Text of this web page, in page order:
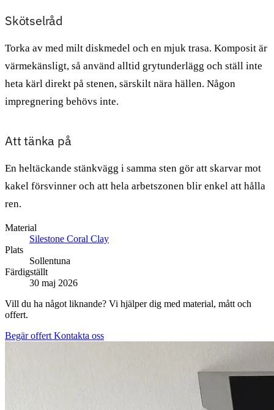
Skötselråd
Torka av med milt diskmedel och en mjuk trasa. Komposit är
värmekänsligt, så använd alltid grytunderlägg och ställ inte
heta kärl direkt på stenen, särskilt nära hällen. Någon
impregnering behövs inte.
Att tänka på
En heltäckande stänkvägg i samma sten gör att skarvar mot
kakel försvinner och att hela arbetszonen blir enkel att hålla
ren.
Material
Silestone Coral Clay
Plats
Sollentuna
Färdigställt
30 maj 2026
Vill du ha något liknande? Vi hjälper dig med material, mått och
offert.
Begär offert Kontakta oss